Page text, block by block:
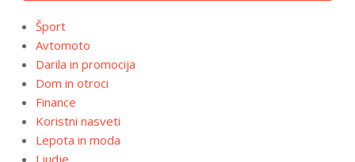
Šport
Avtomoto
Darila in promocija
Dom in otroci
Finance
Koristni nasveti
Lepota in moda
Ljudje